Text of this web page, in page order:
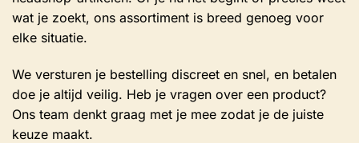
wat je zoekt, ons assortiment is breed genoeg voor
elke situatie.
We versturen je bestelling discreet en snel, en betalen
doe je altijd veilig. Heb je vragen over een product?
Ons team denkt graag met je mee zodat je de juiste
keuze maakt.